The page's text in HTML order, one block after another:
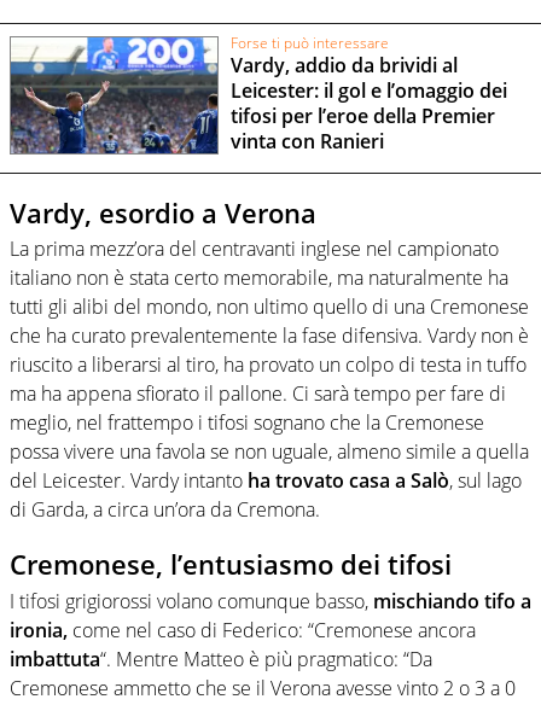
Forse ti può interessare
Vardy, addio da brividi al
Leicester: il gol e l’omaggio dei
tifosi per l’eroe della Premier
vinta con Ranieri
Vardy, esordio a Verona
La prima mezz’ora del centravanti inglese nel campionato
italiano non è stata certo memorabile, ma naturalmente ha
tutti gli alibi del mondo, non ultimo quello di una Cremonese
che ha curato prevalentemente la fase difensiva. Vardy non è
riuscito a liberarsi al tiro, ha provato un colpo di testa in tuffo
ma ha appena sfiorato il pallone. Ci sarà tempo per fare di
meglio, nel frattempo i tifosi sognano che la Cremonese
possa vivere una favola se non uguale, almeno simile a quella
del Leicester. Vardy intanto ha trovato casa a Salò, sul lago
di Garda, a circa un’ora da Cremona.
Cremonese, l’entusiasmo dei tifosi
I tifosi grigiorossi volano comunque basso, mischiando tifo a
ironia, come nel caso di Federico: “Cremonese ancora
imbattuta“. Mentre Matteo è più pragmatico: “Da
Cremonese ammetto che se il Verona avesse vinto 2 o 3 a 0